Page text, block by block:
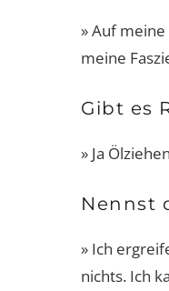
» Auf
meine
Gibt es
» Ja
Nennst
» Ich
nichts. Ich